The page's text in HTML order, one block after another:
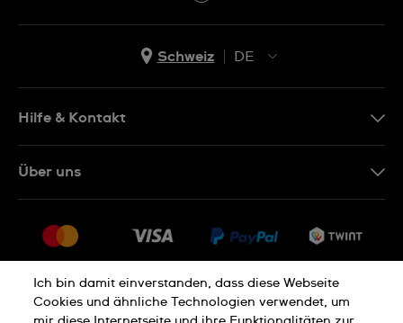
Schweiz
DE
IT
Hilfe & Kontakt
Rückgaberecht
Verkaufs- und Lieferbedingungen
Vertrag widerrufen
Über uns
Jobs
Ich bin damit einverstanden, dass diese Webseite
Cookies und ähnliche Technologien verwendet, um